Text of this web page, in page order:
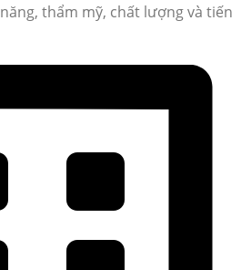
thẩm mỹ, chất lượng và tiến